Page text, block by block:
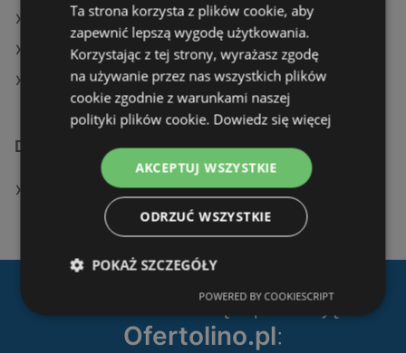
Media Expert w Łosice
Media Expert w Wieliczka
Media Expert w Olsztynek
Dodatkowe łącza
Sklepy Media Expert w Międzyzdroje
Pobierz naszą aplikację
Ofertolino.pl:
Ta strona korzysta z plików cookie, aby
zapewnić lepszą wygodę użytkowania.
Korzystając z tej strony, wyrażasz zgodę
na używanie przez nas wszystkich plików
cookie zgodnie z warunkami naszej
polityki plików cookie. Dowiedz się więcej
AKCEPTUJ WSZYSTKIE
ODRZUĆ WSZYSTKIE
POKAŻ SZCZEGÓŁY
POWERED BY COOKIESCRIPT